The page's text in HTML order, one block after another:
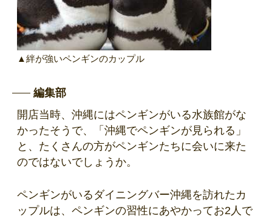
▲絆が強いペンギンのカップル
編集部
開店当時、沖縄にはペンギンがいる水族館がな
かったそうで、「沖縄でペンギンが見られる」
と、たくさんの方がペンギンたちに会いに来た
のではないでしょうか。
ペンギンがいるダイニングバー沖縄を訪れたカ
ップルは、ペンギンの習性にあやかってお2人で